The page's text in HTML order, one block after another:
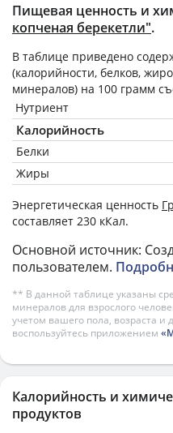
Пищевая ценность и
копченая берекетли".
В таблице приведено
(калорийности, белков,
минералов) на 100 грамм
Нутриент
Калорийность
Белки
Жиры
Энергетическая ценность
составляет 230 кКал.
Основной источник:
пользователем.
** В данной таблице указаны
минералов для взрослого
учетом вашего пола, возраста и
воспользуйтесь приложением
Калорийность и
продуктов